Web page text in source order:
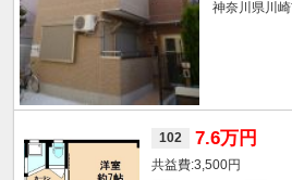
神奈川県川
102 7.6万円
3,500円